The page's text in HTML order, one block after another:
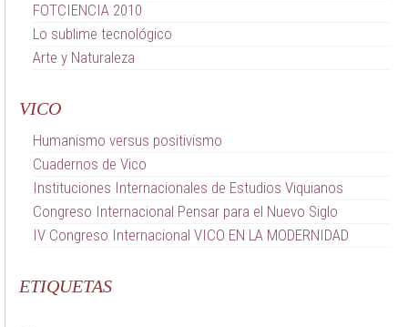
FOTCIENCIA 2010
Lo sublime tecnológico
Arte y Naturaleza
VICO
Humanismo versus positivismo
Cuadernos de Vico
Instituciones Internacionales de Estudios Viquianos
Congreso Internacional Pensar para el Nuevo Siglo
IV Congreso Internacional VICO EN LA MODERNIDAD
ETIQUETAS